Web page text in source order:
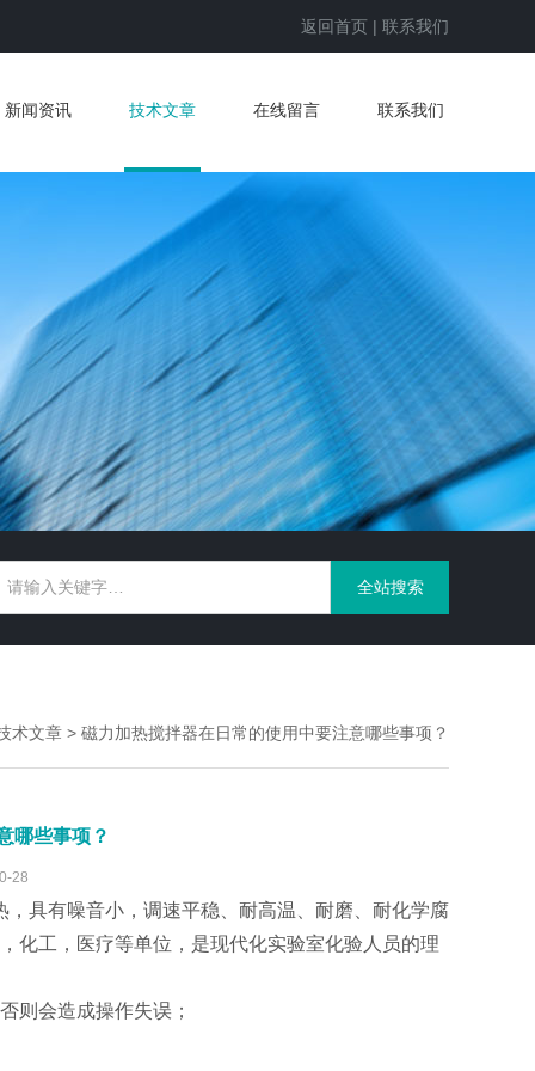
返回首页 | 联系我们
新闻资讯 技术文章 在线留言 联系我们
术文章 > 磁力加热搅拌器在日常的使用中要注意哪些事项？
哪些事项？
28
具有噪音小，调速平稳、耐高温、耐磨、耐化学腐
化工，医疗等单位，是现代化实验室化验人员的理
则会造成操作失误；